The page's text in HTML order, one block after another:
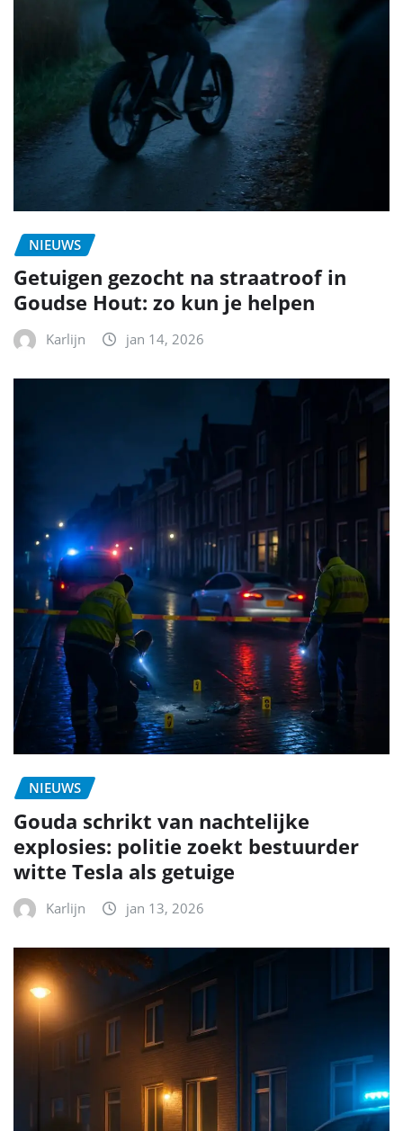
NIEUWS
Getuigen gezocht na straatroof in
Goudse Hout: zo kun je helpen
Karlijn jan 14, 2026
NIEUWS
Gouda schrikt van nachtelijke
explosies: politie zoekt bestuurder
witte Tesla als getuige
Karlijn jan 13, 2026